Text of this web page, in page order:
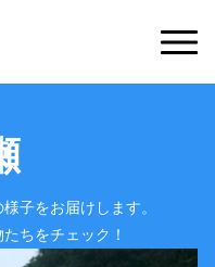
子をお届けします。
ちをチェック！